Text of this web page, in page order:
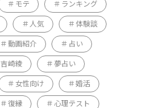
モテ ランキング
人気 体験談
動画紹介 占い
吉崎綾 夢占い
女性向け 婚活
復縁 心理テスト